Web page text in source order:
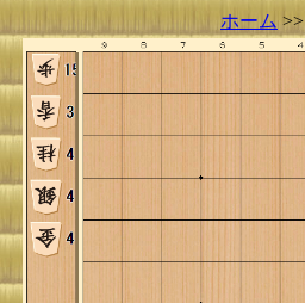
ホーム >>